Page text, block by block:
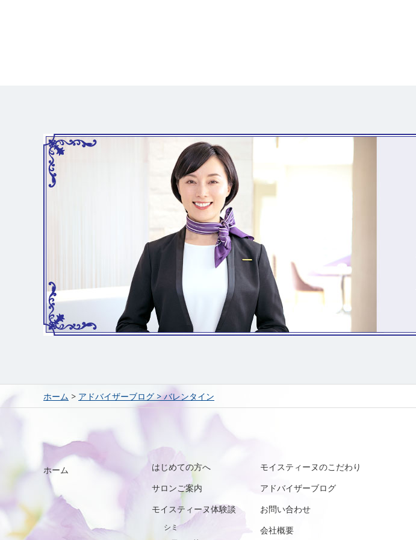
ホーム > アドバイザーブログ >バレンタイン
ホーム
はじめての方へ
サロンご案内
モイスティーヌ体験談
シミ
モイスティーヌのこだわり
アドバイザーブログ
お問い合わせ
会社概要